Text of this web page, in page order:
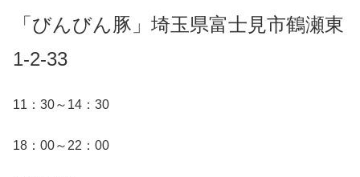
「びんびん豚」埼玉県富士見市鶴瀬東
1-2-33
11：30～14：30
18：00～22：00